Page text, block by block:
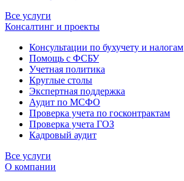
Все услуги
Консалтинг и проекты
Консультации по бухучету и налогам
Помощь с ФСБУ
Учетная политика
Круглые столы
Экспертная поддержка
Аудит по МСФО
Проверка учета по госконтрактам
Проверка учета ГОЗ
Кадровый аудит
Все услуги
О компании